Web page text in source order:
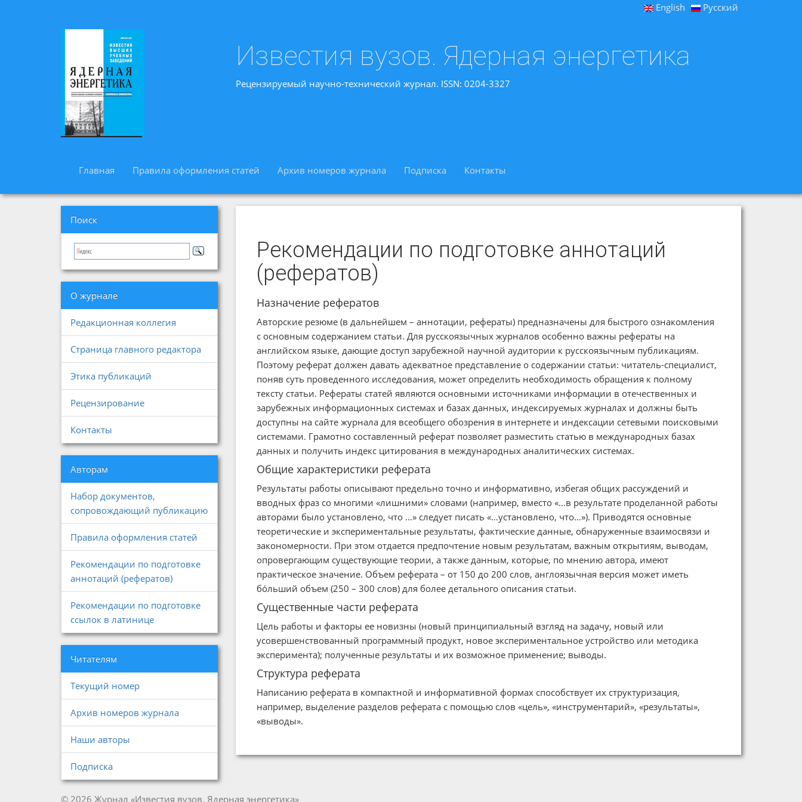
English Русский
Известия вузов. Ядерная энергетика
Рецензируемый научно-технический журнал. ISSN: 0204-3327
Главная Правила оформления статей Архив номеров журнала Подписка Контакты
Поиск
О журнале
Редакционная коллегия
Страница главного редактора
Этика публикаций
Рецензирование
Контакты
Авторам
Набор документов,
сопровождающий публикацию
Правила оформления статей
Рекомендации по подготовке
аннотаций (рефератов)
Рекомендации по подготовке
ссылок в латинице
Читателям
Текущий номер
Архив номеров журнала
Наши авторы
Подписка
Рекомендации по подготовке аннотаций
(рефератов)
Назначение рефератов
Авторские резюме (в дальнейшем – аннотации, рефераты) предназначены для быстрого ознакомления
с основным содержанием статьи. Для русскоязычных журналов особенно важны рефераты на
английском языке, дающие доступ зарубежной научной аудитории к русскоязычным публикациям.
Поэтому реферат должен давать адекватное представление о содержании статьи: читатель-специалист,
поняв суть проведенного исследования, может определить необходимость обращения к полному
тексту статьи. Рефераты статей являются основными источниками информации в отечественных и
зарубежных информационных системах и базах данных, индексируемых журналах и должны быть
доступны на сайте журнала для всеобщего обозрения в интернете и индексации сетевыми поисковыми
системами. Грамотно составленный реферат позволяет разместить статью в международных базах
данных и получить индекс цитирования в международных аналитических системах.
Общие характеристики реферата
Результаты работы описывают предельно точно и информативно, избегая общих рассуждений и
вводных фраз со многими «лишними» словами (например, вместо «…в результате проделанной работы
авторами было установлено, что …» следует писать «…установлено, что…»). Приводятся основные
теоретические и экспериментальные результаты, фактические данные, обнаруженные взаимосвязи и
закономерности. При этом отдается предпочтение новым результатам, важным открытиям, выводам,
опровергающим существующие теории, а также данным, которые, по мнению автора, имеют
практическое значение. Объем реферата – от 150 до 200 слов, англоязычная версия может иметь
бóльший объем (250 – 300 слов) для более детального описания статьи.
Существенные части реферата
Цель работы и факторы ее новизны (новый принципиальный взгляд на задачу, новый или
усовершенствованный программный продукт, новое экспериментальное устройство или методика
эксперимента); полученные результаты и их возможное применение; выводы.
Структура реферата
Написанию реферата в компактной и информативной формах способствует их структуризация,
например, выделение разделов реферата с помощью слов «цель», «инструментарий», «результаты»,
«выводы».
© 2026 Журнал «Известия вузов. Ядерная энергетика»